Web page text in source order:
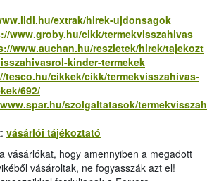
extrak/hirek-ujdonsagok
www.groby.hu/cikk/termekvisszahivas
www.auchan.hu/reszletek/hirek/tajekozt
kinder-termekek
tesco.hu/cikkek/cikk/termekvisszahivas-
692/
szolgaltatasok/termekvisszah
vásárlói tájékoztató
vásárlókat, hogy amennyiben a megadott
vásároltak, ne fogyasszák azt el!